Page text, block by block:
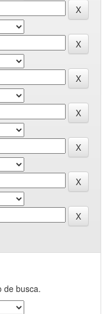
de busca.